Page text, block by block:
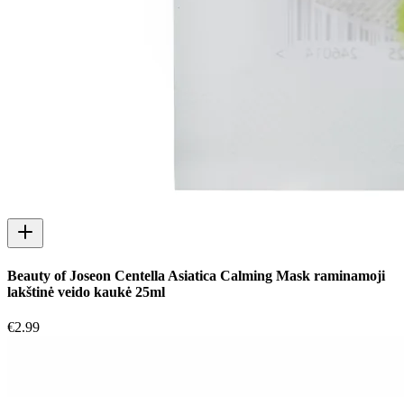
Beauty of Joseon Centella Asiatica Calming Mask raminamoji
lakštinė veido kaukė 25ml
€2.99